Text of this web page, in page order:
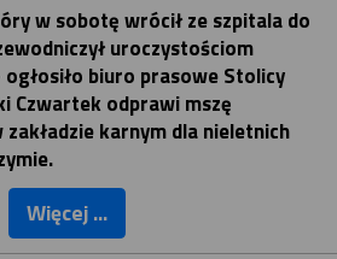
w sobotę wrócił ze szpitala do
uroczystościom
biuro prasowe Stolicy
Czwartek odprawi mszę
karnym dla nieletnich
Więcej ...